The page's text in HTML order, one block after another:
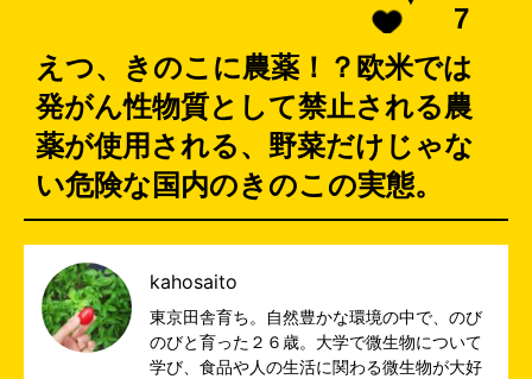
7
えつ、きのこに農薬！？欧米では
発がん性物質として禁止される農
薬が使用される、野菜だけじゃな
い危険な国内のきのこの実態。
kahosaito
東京田舎育ち。自然豊かな環境の中で、のび
のびと育った２６歳。大学で微生物について
学び、食品や人の生活に関わる微生物が大好